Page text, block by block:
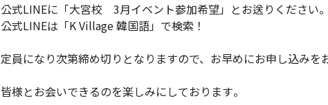
公式LINEに「大宮校 3月イベント参加希望」とお送りください。
公式LINEは「K Village 韓国語」で検索！
定員になり次第締め切りとなりますので、お早めにお申し込みを
皆様とお会いできるのを楽しみにしております。